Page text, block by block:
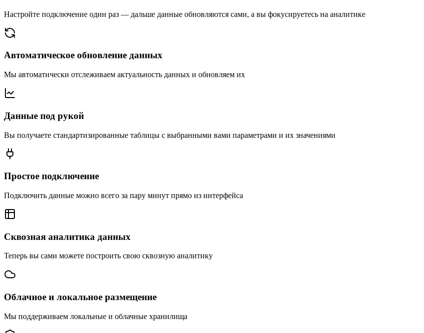
Настройте подключение один раз — дальше данные обновляются сами, а вы фокусируетесь на аналитике
Автоматическое обновление данных
Мы автоматически отслеживаем актуальность данных и обновляем их
Данные под рукой
Вы получаете стандартизированные таблицы с выбранными вами параметрами и их значениями
Простое подключение
Подключить данные можно всего за пару минут прямо из интерфейса
Сквозная аналитика данных
Теперь вы сами можете построить свою сквозную аналитику
Облачное и локальное размещение
Мы поддерживаем локальные и облачные хранилища